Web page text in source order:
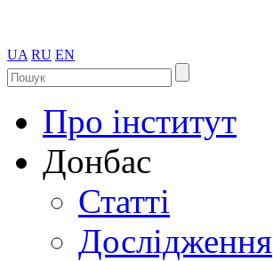
UA RU EN
Про інститут
Донбас
Статті
Дослідження